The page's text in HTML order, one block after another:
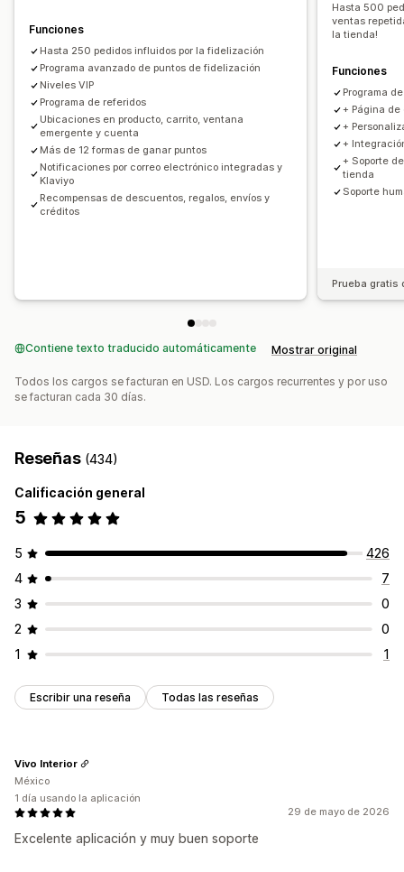
Gestión de descuentos
Herramienta de edición Activadores y reglas
Descuentos por pila Filtros
Funciones
Hasta 250 pedidos influidos por la fidelización
Programa avanzado de puntos de fidelización
Niveles VIP
Programa de referidos
Ubicaciones en producto, carrito, ventana
emergente y cuenta
Más de 12 formas de ganar puntos
Notificaciones por correo electrónico integradas y
Klaviyo
Recompensas de descuentos, regalos, envíos y
créditos
Hasta 500
ventas
la tienda!
Funciones
Programa
+ Página
+
+
+ Soporte
tienda
Soporte
Prueba gratis
Contiene texto traducido automáticamente Mostrar original
Todos los cargos se facturan en USD. Los cargos recurrentes y por uso
se facturan cada 30 días.
Reseñas (434)
Calificación general
5
5
426
4
7
3
0
2
0
1
1
Escribir una reseña Todas las reseñas
29 de mayo de 2026
Excelente aplicación y muy buen soporte
Vivo Interior
México
1 día usando la aplicación